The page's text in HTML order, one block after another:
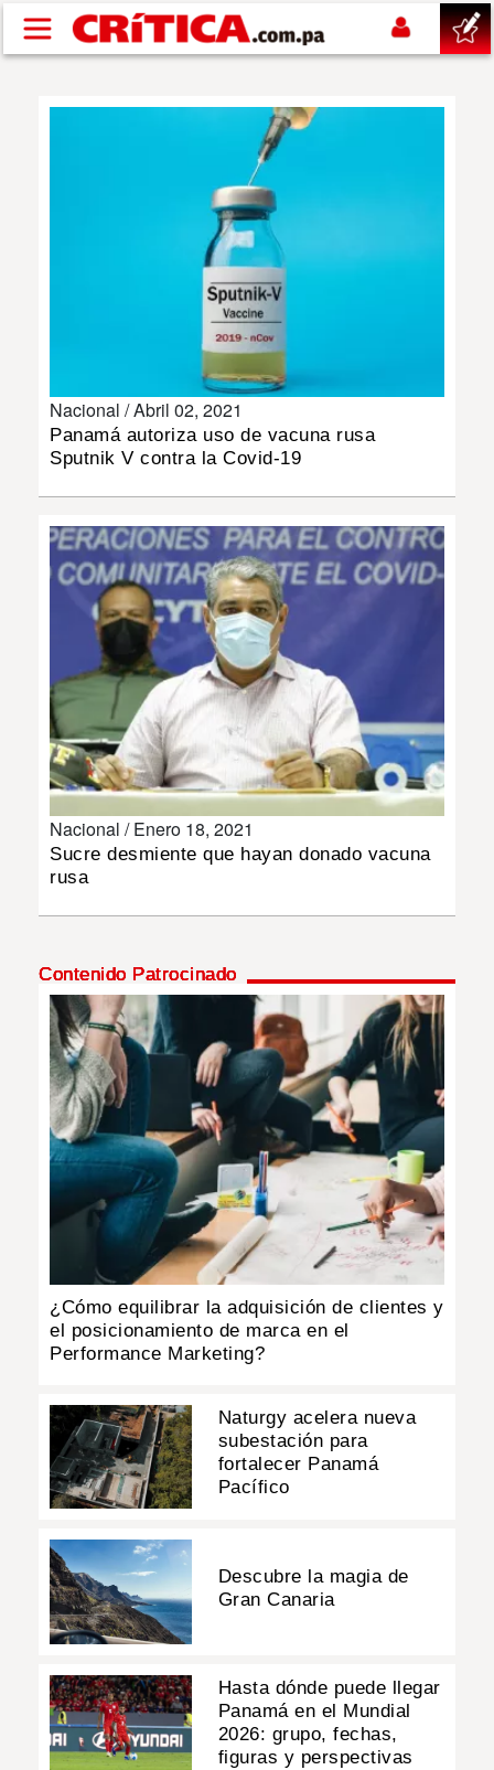
Pasar al contenido principal
DEPORTES
MUNDO
INSÓLITAS
MULTIMEDIA
Nacional /Abril 02, 2021
Panamá autoriza uso de vacuna rusa
Sputnik V contra la Covid-19
Nacional /Enero 18, 2021
Sucre desmiente que hayan donado vacuna
rusa
Contenido Patrocinado
¿Cómo equilibrar la adquisición de clientes y
el posicionamiento de marca en el
Performance Marketing?
Naturgy acelera nueva
subestación para
fortalecer Panamá
Pacífico
Descubre la magia de
Gran Canaria
Hasta dónde puede llegar
Panamá en el Mundial
2026: grupo, fechas,
figuras y perspectivas